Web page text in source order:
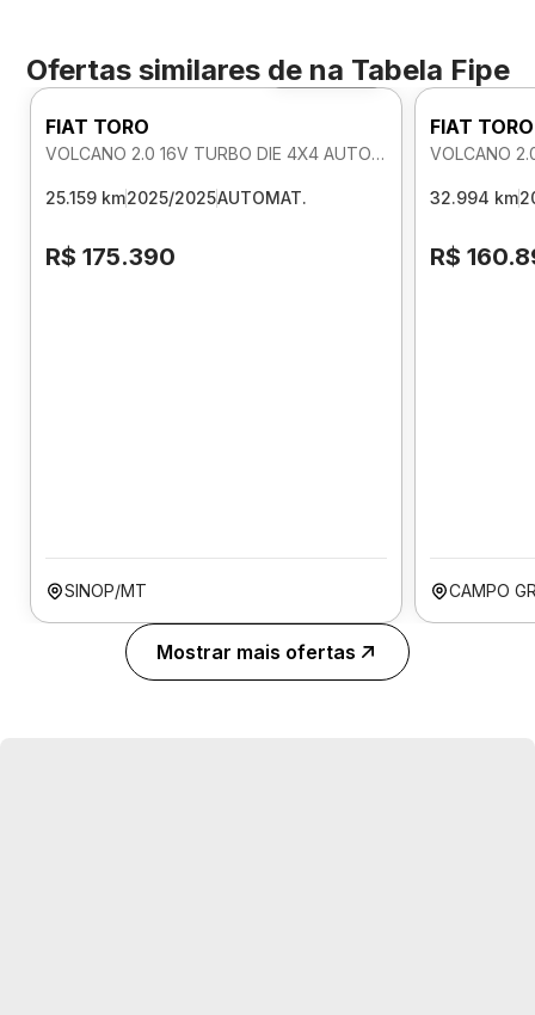
Ofertas similares de na Tabela Fipe
Foto 360º
FIAT TORO
VOLCANO 2.0 16V TURBO DIE 4X4 AUTOMATICO
25.159 km2025/2025AUTOMAT.
R$ 175.390
SINOP/MT
FIAT TORO
32.994 km
R$
CAMPO
Mostrar mais ofertas